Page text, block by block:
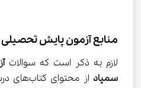
منابع آزمون پایش
لازم به ذکر است که سوالات
سمپاد
از